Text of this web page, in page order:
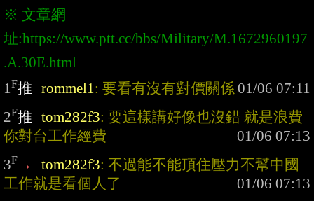
※ 文章網
址:https://www.ptt.cc/bbs/Military/M.1672960197
.A.30E.html
1F推 rommel1: 要看有沒有對價關係
2F推 tom282f3: 要這樣講好像也沒錯 就是浪費
你對台工作經費
3F → tom282f3: 不過能不能頂住壓力不幫中國
工作就是看個人了